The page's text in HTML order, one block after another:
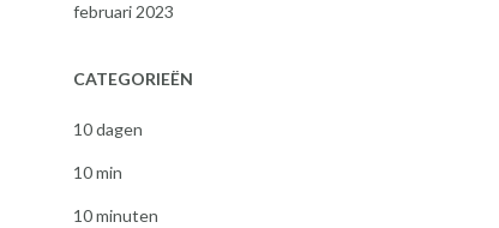
februari 2023
CATEGORIEËN
10 dagen
10 min
10 minuten